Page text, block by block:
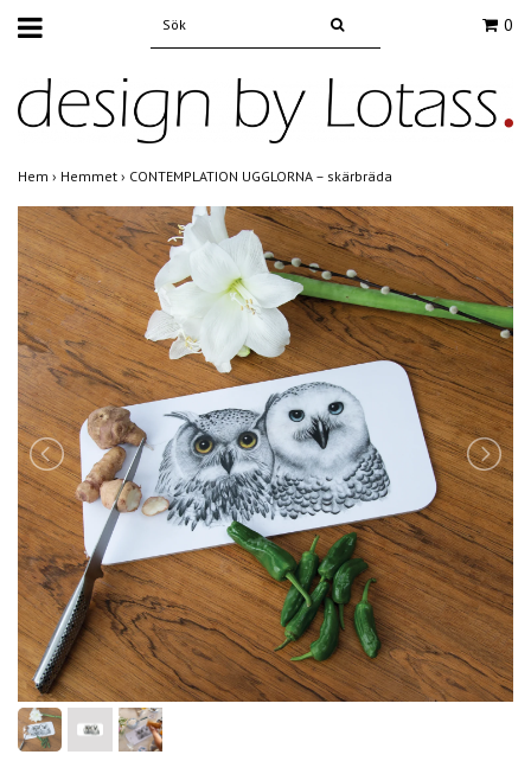
0
Hem › Hemmet › CONTEMPLATION UGGLORNA – skärbräda